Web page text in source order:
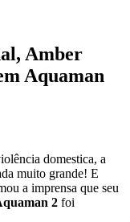
Amber
Aquaman
domestica, a
muito grande! E
a imprensa que seu
2 foi